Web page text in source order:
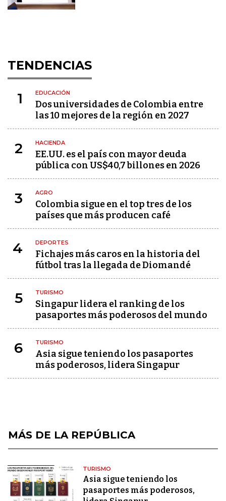
TENDENCIAS
1 EDUCACIÓN
Dos universidades de Colombia entre
las 10 mejores de la región en 2027
2 HACIENDA
EE.UU. es el país con mayor deuda
pública con US$40,7 billones en 2026
3 AGRO
Colombia sigue en el top tres de los
países que más producen café
4 DEPORTES
Fichajes más caros en la historia del
fútbol tras la llegada de Diomandé
5 TURISMO
Singapur lidera el ranking de los
pasaportes más poderosos del mundo
6 TURISMO
Asia sigue teniendo los pasaportes
más poderosos, lidera Singapur
MÁS DE LA REPÚBLICA
TURISMO
Asia sigue teniendo los
pasaportes más poderosos,